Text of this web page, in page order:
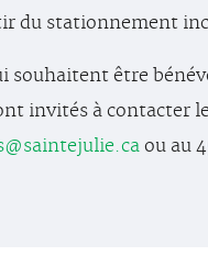
du stationnement
souhaitent être
invités à contacter
ou au